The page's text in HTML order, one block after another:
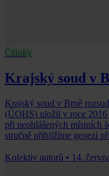
Články
Krajský soud v
Krajský soud v Brně
(ÚOHS) uložil v roce 2016
při neohlášených místních
stručně přiblížíme genezi
Kolektiv autorů • 14.